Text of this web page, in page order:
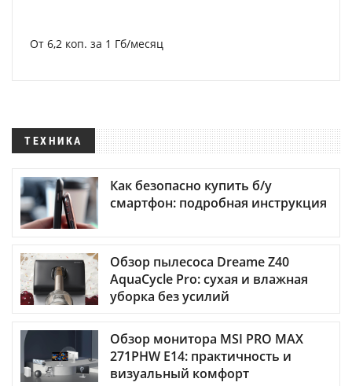
От 6,2 коп. за 1 Гб/месяц
ТЕХНИКА
Как безопасно купить б/у
смартфон: подробная инструкция
Обзор пылесоса Dreame Z40
AquaCycle Pro: сухая и влажная
уборка без усилий
Обзор монитора MSI PRO MAX
271PHW E14: практичность и
визуальный комфорт